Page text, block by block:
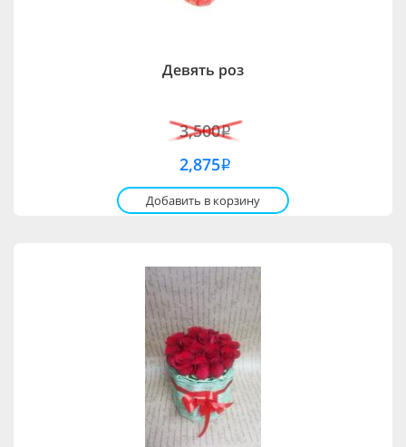
Девять роз
3,500i
2,875i
Добавить в корзину